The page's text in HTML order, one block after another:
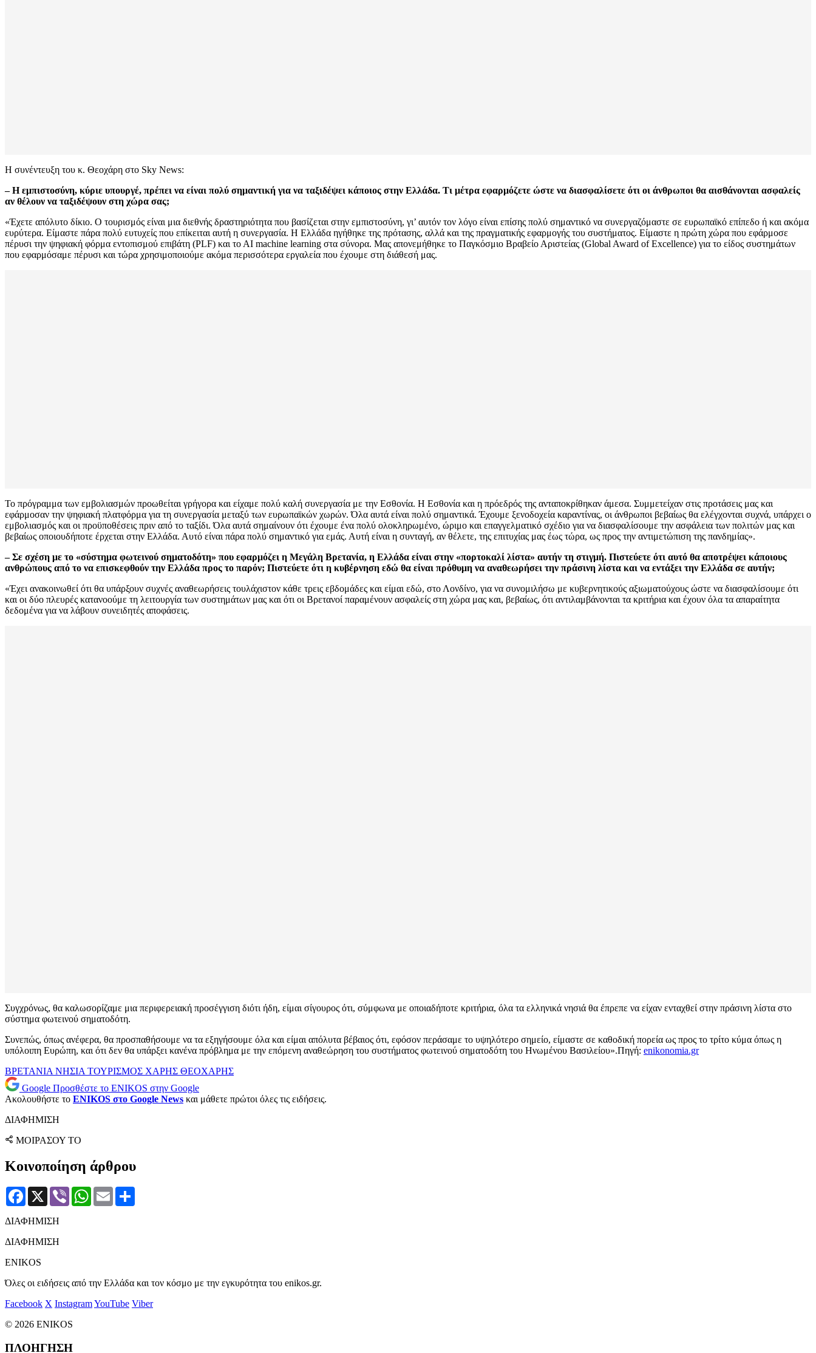
Η συνέντευξη του κ. Θεοχάρη στο Sky News:
– Η εμπιστοσύνη, κύριε υπουργέ, πρέπει να είναι πολύ σημαντική για να ταξιδέψει κάποιος στην Ελλάδα. Τι μέτρα εφαρμόζετε ώστε να διασφαλίσετε ότι οι άνθρωποι θα αισθάνονται ασφαλείς
αν θέλουν να ταξιδέψουν στη χώρα σας;
«Έχετε απόλυτο δίκιο. Ο τουρισμός είναι μια διεθνής δραστηριότητα που βασίζεται στην εμπιστοσύνη, γι’ αυτόν τον λόγο είναι επίσης πολύ σημαντικό να συνεργαζόμαστε σε ευρωπαϊκό επίπεδο ή και ακόμα
ευρύτερα. Είμαστε πάρα πολύ ευτυχείς που επίκειται αυτή η συνεργασία. Η Ελλάδα ηγήθηκε της πρότασης, αλλά και της πραγματικής εφαρμογής του συστήματος. Είμαστε η πρώτη χώρα που εφάρμοσε
πέρυσι την ψηφιακή φόρμα εντοπισμού επιβάτη (PLF) και το ΑΙ machine learning στα σύνορα. Μας απονεμήθηκε το Παγκόσμιο Βραβείο Αριστείας (Global Award of Excellence) για το είδος συστημάτων
που εφαρμόσαμε πέρυσι και τώρα χρησιμοποιούμε ακόμα περισσότερα εργαλεία που έχουμε στη διάθεσή μας.
Το πρόγραμμα των εμβολιασμών προωθείται γρήγορα και είχαμε πολύ καλή συνεργασία με την Εσθονία. Η Εσθονία και η πρόεδρός της ανταποκρίθηκαν άμεσα. Συμμετείχαν στις προτάσεις μας και
εφάρμοσαν την ψηφιακή πλατφόρμα για τη συνεργασία μεταξύ των ευρωπαϊκών χωρών. Όλα αυτά είναι πολύ σημαντικά. Έχουμε ξενοδοχεία καραντίνας, οι άνθρωποι βεβαίως θα ελέγχονται συχνά, υπάρχει ο
εμβολιασμός και οι προϋποθέσεις πριν από το ταξίδι. Όλα αυτά σημαίνουν ότι έχουμε ένα πολύ ολοκληρωμένο, ώριμο και επαγγελματικό σχέδιο για να διασφαλίσουμε την ασφάλεια των πολιτών μας και
βεβαίως οποιουδήποτε έρχεται στην Ελλάδα. Αυτό είναι πάρα πολύ σημαντικό για εμάς. Αυτή είναι η συνταγή, αν θέλετε, της επιτυχίας μας έως τώρα, ως προς την αντιμετώπιση της πανδημίας».
– Σε σχέση με το «σύστημα φωτεινού σηματοδότη» που εφαρμόζει η Μεγάλη Βρετανία, η Ελλάδα είναι στην «πορτοκαλί λίστα» αυτήν τη στιγμή. Πιστεύετε ότι αυτό θα αποτρέψει κάποιους
ανθρώπους από το να επισκεφθούν την Ελλάδα προς το παρόν; Πιστεύετε ότι η κυβέρνηση εδώ θα είναι πρόθυμη να αναθεωρήσει την πράσινη λίστα και να εντάξει την Ελλάδα σε αυτήν;
«Έχει ανακοινωθεί ότι θα υπάρξουν συχνές αναθεωρήσεις τουλάχιστον κάθε τρεις εβδομάδες και είμαι εδώ, στο Λονδίνο, για να συνομιλήσω με κυβερνητικούς αξιωματούχους ώστε να διασφαλίσουμε ότι
και οι δύο πλευρές κατανοούμε τη λειτουργία των συστημάτων μας και ότι οι Βρετανοί παραμένουν ασφαλείς στη χώρα μας και, βεβαίως, ότι αντιλαμβάνονται τα κριτήρια και έχουν όλα τα απαραίτητα
δεδομένα για να λάβουν συνειδητές αποφάσεις.
Συγχρόνως, θα καλωσορίζαμε μια περιφερειακή προσέγγιση διότι ήδη, είμαι σίγουρος ότι, σύμφωνα με οποιαδήποτε κριτήρια, όλα τα ελληνικά νησιά θα έπρεπε να είχαν ενταχθεί στην πράσινη λίστα στο
σύστημα φωτεινού σηματοδότη.
Συνεπώς, όπως ανέφερα, θα προσπαθήσουμε να τα εξηγήσουμε όλα και είμαι απόλυτα βέβαιος ότι, εφόσον περάσαμε το υψηλότερο σημείο, είμαστε σε καθοδική πορεία ως προς το τρίτο κύμα όπως η
υπόλοιπη Ευρώπη, και ότι δεν θα υπάρξει κανένα πρόβλημα με την επόμενη αναθεώρηση του συστήματος φωτεινού σηματοδότη του Ηνωμένου Βασιλείου».Πηγή: enikonomia.gr
ΒΡΕΤΑΝΙΑ ΝΗΣΙΑ ΤΟΥΡΙΣΜΟΣ ΧΑΡΗΣ ΘΕΟΧΑΡΗΣ
Google Προσθέστε το ENIKOS στην Google
Ακολουθήστε το ENIKOS στο Google News και μάθετε πρώτοι όλες τις ειδήσεις.
ΔΙΑΦΗΜΙΣΗ
ΜΟΙΡΑΣΟΥ ΤΟ
Κοινοποίηση άρθρου
Facebook
X Viber WhatsApp
Email
ΔΙΑΦΗΜΙΣΗ
ΔΙΑΦΗΜΙΣΗ
ENIKOS
Όλες οι ειδήσεις από την Ελλάδα και τον κόσμο με την εγκυρότητα του enikos.gr.
Facebook X InstagramYouTube Viber
© 2026 ENIKOS
ΠΛΟΗΓΗΣΗ